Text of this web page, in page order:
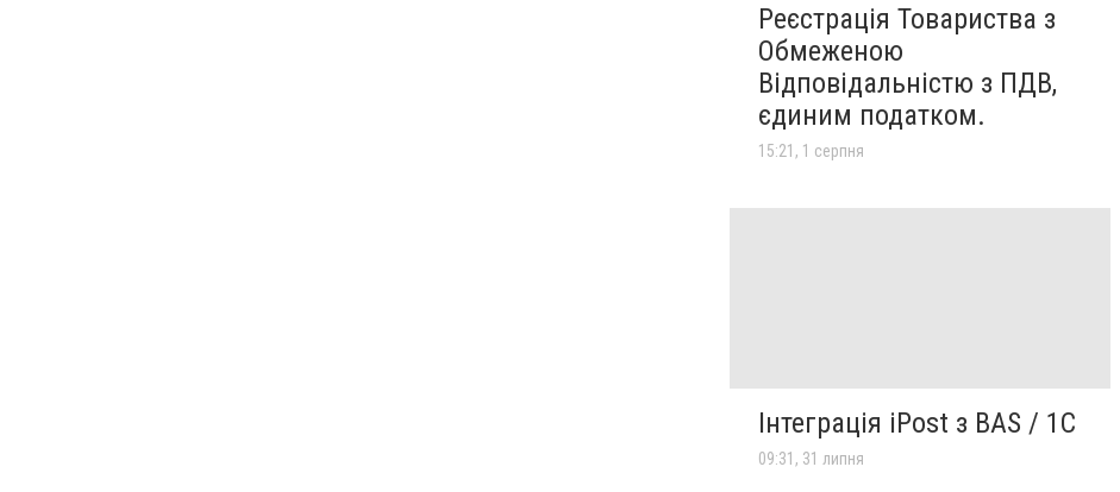
Реєстрація Товариства з
Обмеженою
Відповідальністю з ПДВ,
єдиним податком.
15:21, 1 серпня
Інтеграція iPost з BAS / 1С
09:31, 31 липня